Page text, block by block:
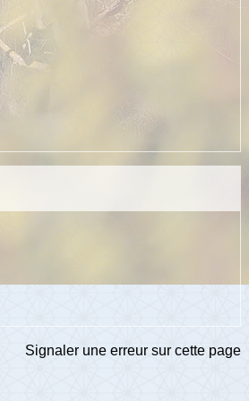
Signaler une erreur sur cette page